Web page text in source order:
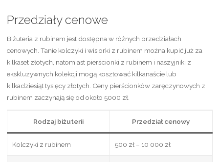
Przedziały cenowe
Biżuteria z rubinem jest dostępna w różnych przedziałach
cenowych. Tanie kolczyki i wisiorki z rubinem można kupić już za
kilkaset złotych, natomiast pierścionki z rubinem i naszyjniki z
ekskluzywnych kolekcji mogą kosztować kilkanaście lub
kilkadziesiąt tysięcy złotych. Ceny pierścionków zaręczynowych z
rubinem zaczynają się od około 5000 zł.
Rodzaj biżuterii Przedział cenowy
Kolczyki z rubinem 500 zł – 10 000 zł